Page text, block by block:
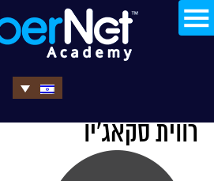
רווית סקאג'יו